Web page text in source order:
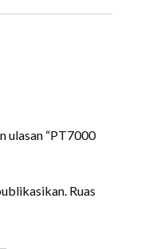
ulasan “PT7000
Ruas